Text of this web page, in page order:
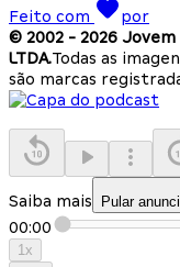
Feito com
por
© 2002 - 2026 Jovem
LTDA.Todas as
são marcas
Saiba mais Pular
00:00
1x